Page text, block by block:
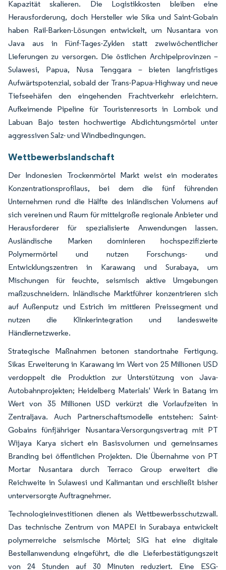
Kapazität skalieren. Die Logistikkosten bleiben eine
Herausforderung, doch Hersteller wie Sika und Saint-Gobain
haben Rail-Barken-Lösungen entwickelt, um Nusantara von
Java aus in Fünf-Tages-Zyklen statt zweiwöchentlicher
Lieferungen zu versorgen. Die östlichen Archipelprovinzen –
Sulawesi, Papua, Nusa Tenggara – bieten langfristiges
Aufwärtspotenzial, sobald der Trans-Papua-Highway und neue
Tiefseehäfen den eingehenden Frachtverkehr erleichtern.
Aufkeimende Pipeline für Touristenresorts in Lombok und
Labuan Bajo testen hochwertige Abdichtungsmörtel unter
aggressiven Salz- und Windbedingungen.
Wettbewerbslandschaft
Der Indonesien Trockenmörtel Markt weist ein moderates
Konzentrationsprofilaus, bei dem die fünf führenden
Unternehmen rund die Hälfte des inländischen Volumens auf
sich vereinen und Raum für mittelgroße regionale Anbieter und
Herausforderer für spezialisierte Anwendungen lassen.
Ausländische Marken dominieren hochspezifizierte
Polymermörtel und nutzen Forschungs- und
Entwicklungszentren in Karawang und Surabaya, um
Mischungen für feuchte, seismisch aktive Umgebungen
maßzuschneidern. Inländische Marktführer konzentrieren sich
auf Außenputz und Estrich im mittleren Preissegment und
nutzen die Klinkerintegration und landesweite
Händlernetzwerke.
Strategische Maßnahmen betonen standortnahe Fertigung.
Sikas Erweiterung in Karawang im Wert von 25 Millionen USD
verdoppelt die Produktion zur Unterstützung von Java-
Autobahnprojekten; Heidelberg Materials' Werk in Batang im
Wert von 35 Millionen USD verkürzt die Vorlaufzeiten in
Zentraljava. Auch Partnerschaftsmodelle entstehen: Saint-
Gobains fünfjähriger Nusantara-Versorgungsvertrag mit PT
Wijaya Karya sichert ein Basisvolumen und gemeinsames
Branding bei öffentlichen Projekten. Die Übernahme von PT
Mortar Nusantara durch Terraco Group erweitert die
Reichweite in Sulawesi und Kalimantan und erschließt bisher
unterversorgte Auftragnehmer.
Technologieinvestitionen dienen als Wettbewerbsschutzwall.
Das technische Zentrum von MAPEI in Surabaya entwickelt
polymerreiche seismische Mörtel; SIG hat eine digitale
Bestellanwendung eingeführt, die die Lieferbestätigungszeit
von 24 Stunden auf 30 Minuten reduziert. Eine ESG-